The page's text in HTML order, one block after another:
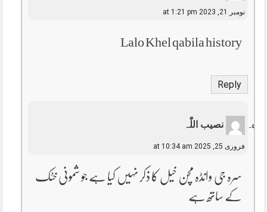
نومبر 21, 2023 at 1:21 pm
Lalo Khel qabila history
Reply
نصیب اللّٰہ
فروری 25, 2025 at 10:34 am
سرہ جی وانڈہ مچن خیل کا ذکر نہیں کیا ہے جو شمونی خٹک
کے ساتھ ہے